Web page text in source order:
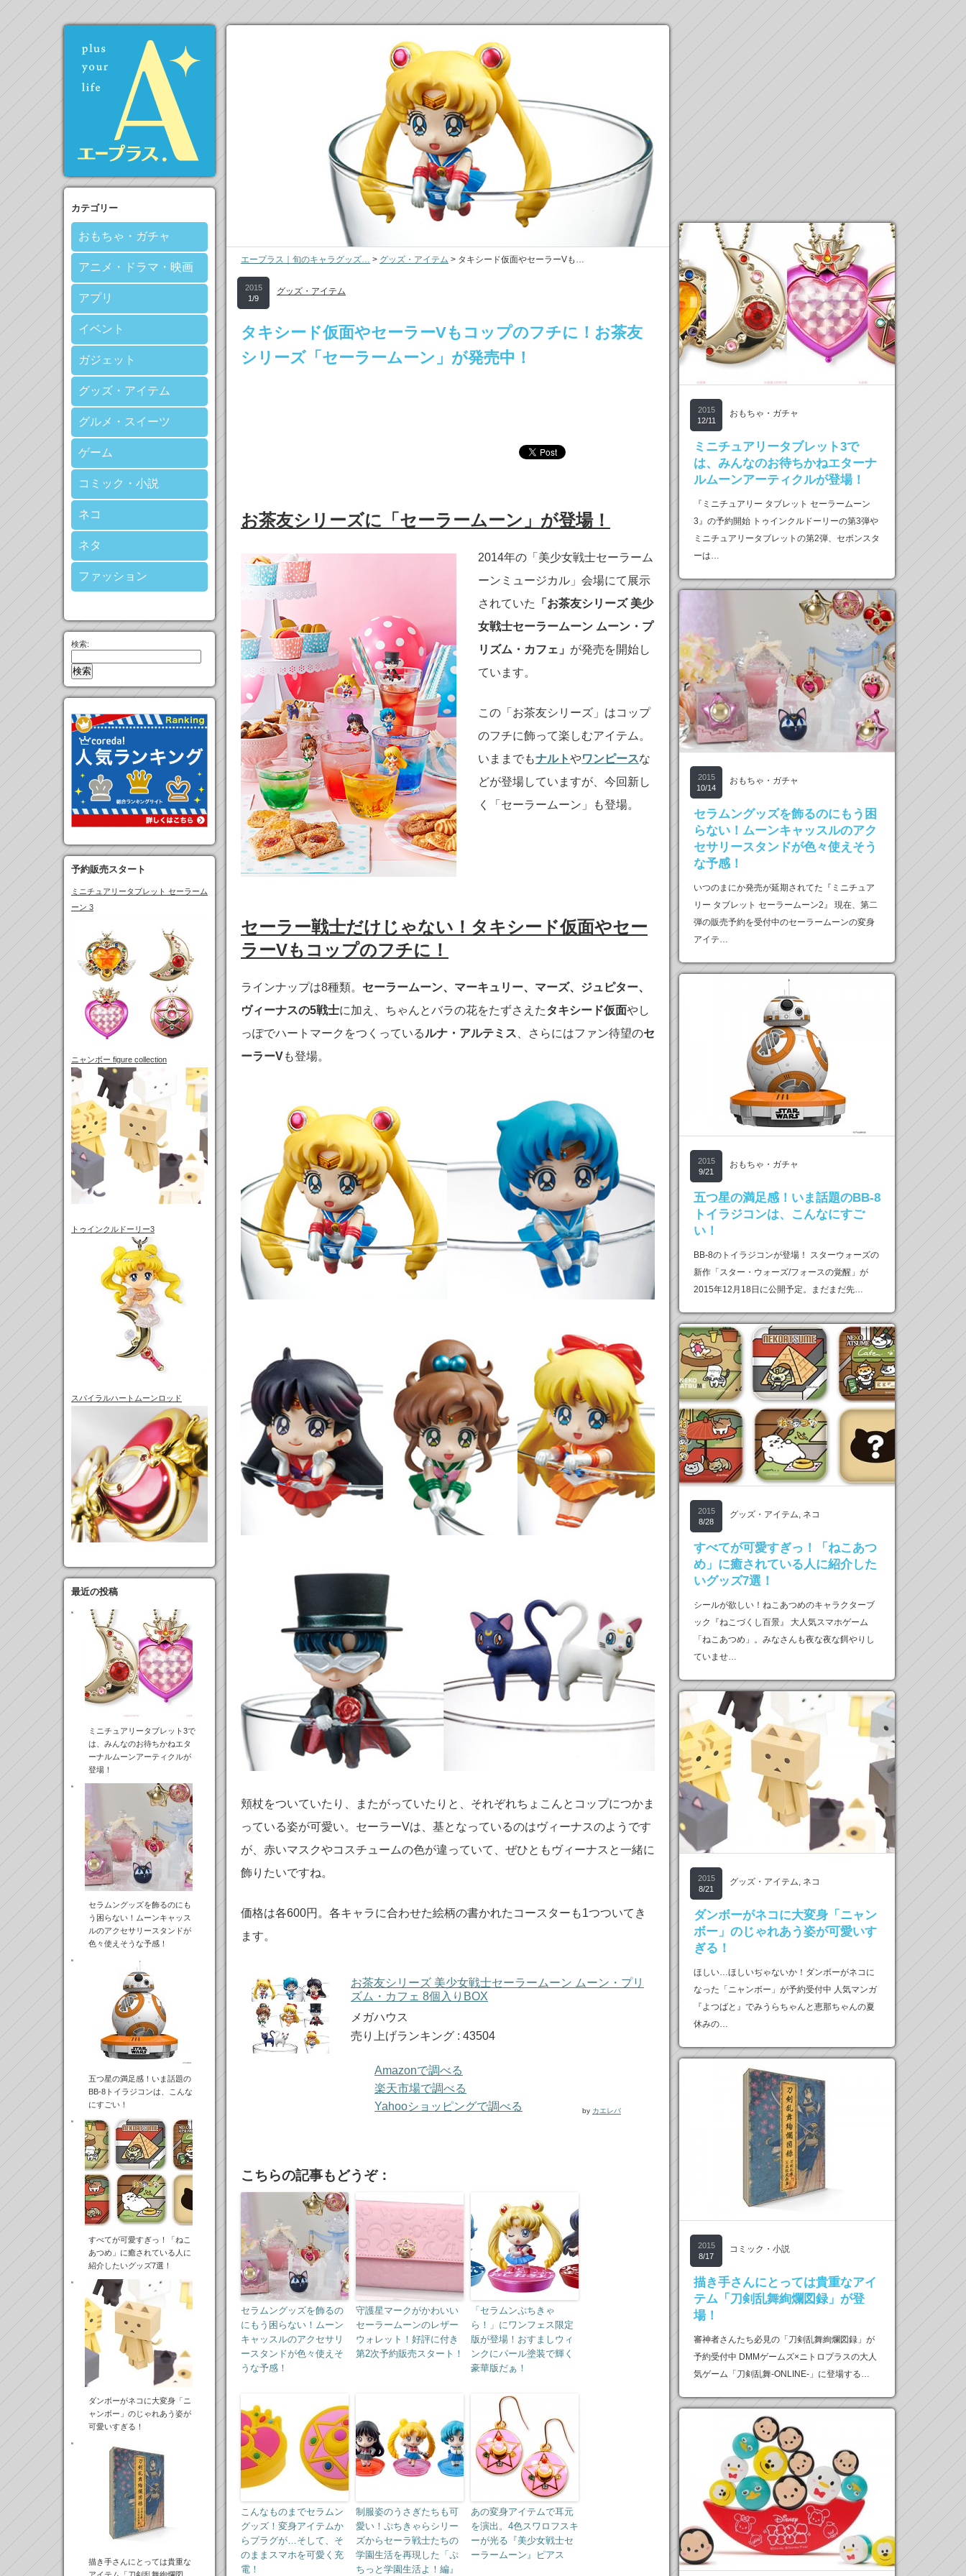
カテゴリー
おもちゃ・ガチャ
アニメ・ドラマ・映画
アプリ
イベント
ガジェット
グッズ・アイテム
グルメ・スイーツ
ゲーム
コミック・小説
ネコ
ネタ
ファッション
検索:
予約販売スタート
ミニチュアリータブレット セーラーム
ーン 3
ニャンボー figure collection
トゥインクルドーリー3
スパイラルハートムーンロッド
最近の投稿
ミニチュアリータブレット3で
は、みんなのお待ちかねエタ
ーナルムーンアーティクルが
登場！
セラムングッズを飾るのにも
う困らない！ムーンキャッス
ルのアクセサリースタンドが
色々使えそうな予感！
五つ星の満足感！いま話題の
BB-8トイラジコンは、こんな
にすごい！
すべてが可愛すぎっ！「ねこ
あつめ」に癒されている人に
紹介したいグッズ7選！
ダンボーがネコに大変身「ニ
ャンボー」のじゃれあう姿が
可愛いすぎる！
描き手さんにとっては貴重な
エープラス｜旬のキャラグッズ… > グッズ・アイテム > タキシード仮面やセーラーVも…
2015
1/9
グッズ・アイテム
タキシード仮面やセーラーVもコップのフチに！お茶友
シリーズ「セーラームーン」が発売中！
お茶友シリーズに「セーラームーン」が登場！
2014年の「美少女戦士セーラーム
ーンミュージカル」会場にて展示
されていた
「お茶友シリーズ 美少
女戦士セーラームーン ムーン・プ
リズム・カフェ」 が発売を開始し
ています。
この「お茶友シリーズ」はコップ
のフチに飾って楽しむアイテム。
いままでもナルトやワンピースな
どが登場していますが、今回新し
く「セーラームーン」も登場。
セーラー戦士だけじゃない！タキシード仮面やセー
ラーVもコップのフチに！
ラインナップは8種類。 セーラームーン、マーキュリー、マーズ、ジュピター、
ヴィーナスの5戦士に加え、ちゃんとバラの花をたずさえたタキシード仮面やし
っぽでハートマークをつくっているルナ・アルテミス 、さらにはファン待望のセ
ーラーVも登場。
頬杖をついていたり、またがっていたりと、それぞれちょこんとコップにつかま
っている姿が可愛い。セーラーVは、基となっているのはヴィーナスのようです
が、赤いマスクやコスチュームの色が違っていて、ぜひともヴィーナスと一緒に
飾りたいですね。
価格は各600円。各キャラに合わせた絵柄の書かれたコースターも1つついてき
ます。
お茶友シリーズ 美少女戦士セーラームーン ムーン・プリ
ズム・カフェ 8個入りBOX
メガハウス
売り上げランキング : 43504
Amazonで調べる
楽天市場で調べる
Yahooショッピングで調べる
by カエレバ
こちらの記事もどうぞ：
セラムングッズを飾るの
にもう困らない！ムーン
キャッスルのアクセサリ
ースタンドが色々使えそ
うな予感！
守護星マークがかわいい
セーラームーンのレザー
ウォレット！好評に付き
第2次予約販売スタート！
「セラムンぷちきゃ
ら！」にワンフェス限定
版が登場！おすましウィ
ンクにパール塗装で輝く
豪華版だぁ！
こんなものまでセラムン
グッズ！変身アイテムか
らプラグが…そして、そ
のままスマホを可愛く充
電！
制服姿のうさぎたちも可
愛い！ぷちきゃらシリー
ズからセーラ戦士たちの
学園生活を再現した「ぷ
ちっと学園生活よ！編』
あの変身アイテムで耳元
を演出。4色スワロフスキ
ーが光る『美少女戦士セ
ーラームーン』ピアス
2015
12/11
おもちゃ・ガチャ
ミニチュアリータブレット3で
は、みんなのお待ちかねエターナ
ルムーンアーティクルが登場！
『ミニチュアリー タブレット セーラームーン
3』の予約開始 トゥインクルドーリーの第3弾や
ミニチュアリータブレットの第2弾、セボンスタ
ーは…
2015
10/14
おもちゃ・ガチャ
セラムングッズを飾るのにもう困
らない！ムーンキャッスルのアク
セサリースタンドが色々使えそう
な予感！
いつのまにか発売が延期されてた『ミニチュア
リー タブレット セーラームーン2』 現在、第二
弾の販売予約を受付中のセーラームーンの変身
アイテ…
2015
9/21
おもちゃ・ガチャ
五つ星の満足感！いま話題のBB-8
トイラジコンは、こんなにすご
い！
BB-8のトイラジコンが登場！ スターウォーズの
新作「スター・ウォーズ/フォースの覚醒」が
2015年12月18日に公開予定。まだまだ先…
2015
8/28
グッズ・アイテム, ネコ
すべてが可愛すぎっ！「ねこあつ
め」に癒されている人に紹介した
いグッズ7選！
シールが欲しい！ねこあつめのキャラクターブ
ック『ねこづくし百景』 大人気スマホゲーム
「ねこあつめ」。みなさんも夜な夜な餌やりし
ていませ…
2015
8/21
グッズ・アイテム, ネコ
ダンボーがネコに大変身「ニャン
ボー」のじゃれあう姿が可愛いす
ぎる！
ほしい…ほしいぢゃないか！ダンボーがネコに
なった「ニャンボー」が予約受付中 人気マンガ
『よつばと』でみうらちゃんと恵那ちゃんの夏
休みの…
2015
8/17
コミック・小説
描き手さんにとっては貴重なアイ
テム「刀剣乱舞絢爛図録」が登
場！
審神者さんたち必見の「刀剣乱舞絢爛図録」が
予約受付中 DMMゲームズ×ニトロプラスの大人
気ゲーム「刀剣乱舞-ONLINE-」に登場する…